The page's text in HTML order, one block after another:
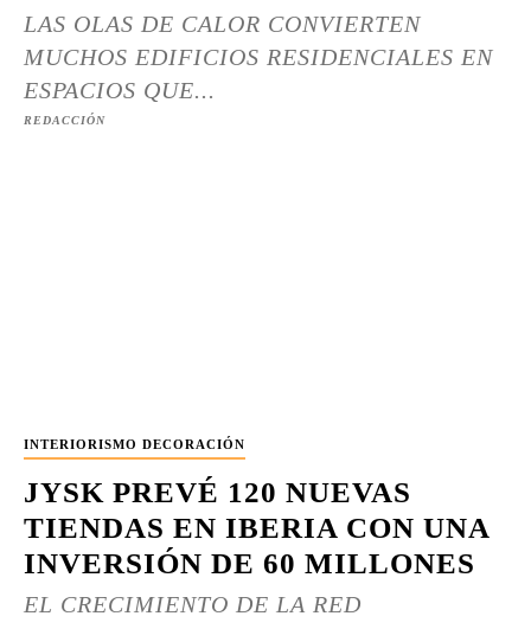
LAS OLAS DE CALOR CONVIERTEN
MUCHOS EDIFICIOS RESIDENCIALES EN
ESPACIOS QUE...
REDACCIÓN
INTERIORISMO DECORACIÓN
JYSK PREVÉ 120 NUEVAS
TIENDAS EN IBERIA CON UNA
INVERSIÓN DE 60 MILLONES
EL CRECIMIENTO DE LA RED